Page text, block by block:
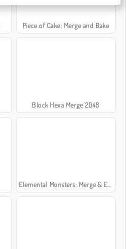
Piece of Cake: Merge and Bake
Block Hexa Merge 2048
Elemental Monsters: Merge & Evolution